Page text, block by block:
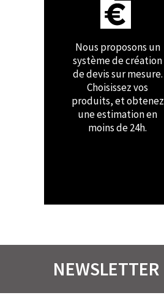
Nous proposons un
système de création
de devis sur mesure.
Choisissez vos
produits, et obtenez
une estimation en
moins de 24h.
NEWSLETTER